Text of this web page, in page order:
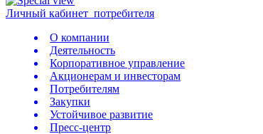
Личный кабинет потребителя
О компании
Деятельность
Корпоративное управление
Акционерам и инвесторам
Потребителям
Закупки
Устойчивое развитие
Пресс-центр